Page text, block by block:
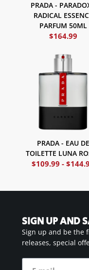
PRADA -
RADICAL
PARFUM 50ML
$164.99
PRADA - EAU DE
TOILETTE LUNA
$109.99 -$
SIGN UP AND
Sign up and be the
releases, special